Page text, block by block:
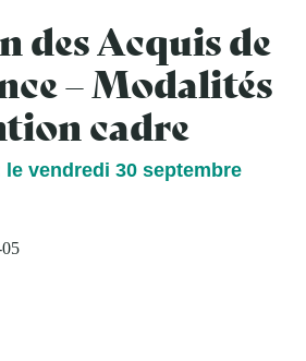
des Acquis de
– Modalités
cadre
vendredi 30 septembre